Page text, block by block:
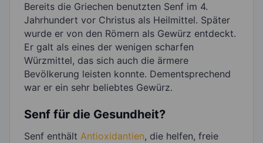
Bereits die Griechen benutzten Senf im 4.
Jahrhundert vor Christus als Heilmittel. Später
wurde er von den Römern als Gewürz entdeckt.
Er galt als eines der wenigen scharfen
Würzmittel, das sich auch die ärmere
Bevölkerung leisten konnte. Dementsprechend
war er ein sehr beliebtes Gewürz.
Senf für die Gesundheit?
Senf enthält Antioxidantien, die helfen, freie